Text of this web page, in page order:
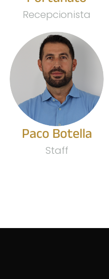
Recepcionista
Paco Botella
Staff